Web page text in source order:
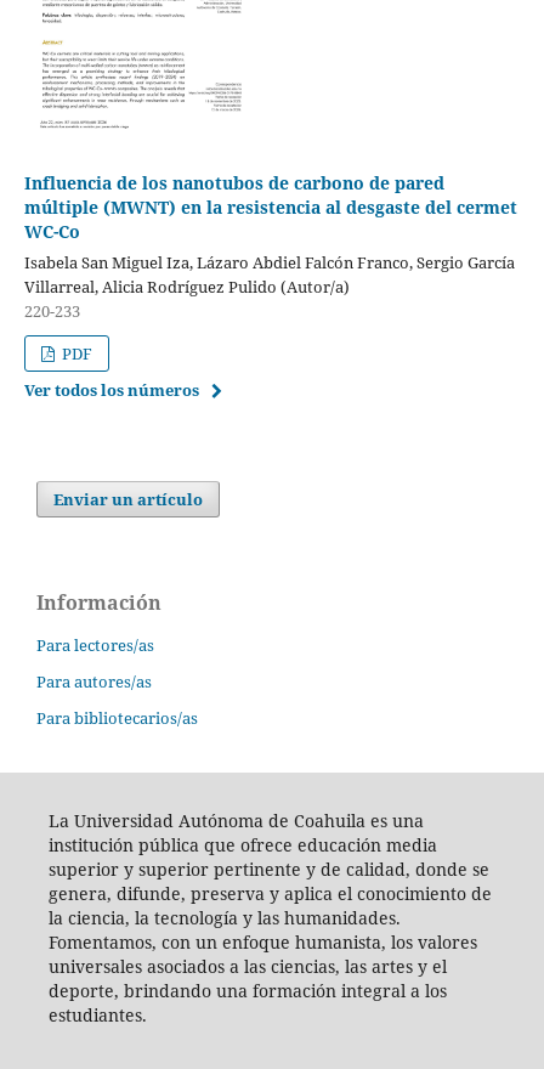
Influencia de los nanotubos de carbono de pared
múltiple (MWNT) en la resistencia al desgaste del cermet
WC-Co
Isabela San Miguel Iza, Lázaro Abdiel Falcón Franco, Sergio García
Villarreal, Alicia Rodríguez Pulido (Autor/a)
220-233
PDF
Ver todos los números
Enviar un artículo
Información
Para lectores/as
Para autores/as
Para bibliotecarios/as
La Universidad Autónoma de Coahuila es una
institución pública que ofrece educación media
superior y superior pertinente y de calidad, donde se
genera, difunde, preserva y aplica el conocimiento de
la ciencia, la tecnología y las humanidades.
Fomentamos, con un enfoque humanista, los valores
universales asociados a las ciencias, las artes y el
deporte, brindando una formación integral a los
estudiantes.